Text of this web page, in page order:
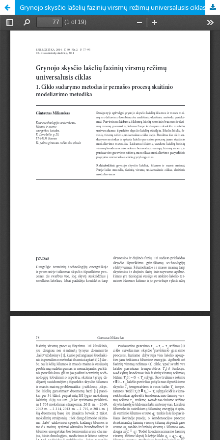
Grynojo skysčio lašelių fazinių virsmų režimų universalusis ciklas. 1. Ciklo sudarymo metodas ir pernašos procesų skaitinio modeliavimo metodika